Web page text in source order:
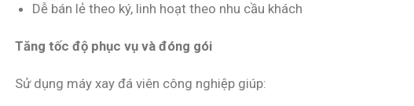
Dễ bán lẻ theo ký, linh hoạt theo nhu cầu khách
Tăng tốc độ phục vụ và đóng gói
Sử dụng máy xay đá viên công nghiệp giúp: